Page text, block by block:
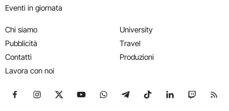
Eventi in giornata
Chi siamo
Pubblicità
Contatti
Lavora con noi
University
Travel
Produzioni
Seguici su Facebook
Seguici su Instagram
Seguici su X
Seguici su YouTube
Seguici su WhatsApp
Seguici su Telegram
Seguici su TikTok
Seguici su
Seguici